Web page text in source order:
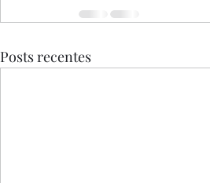
Posts recentes